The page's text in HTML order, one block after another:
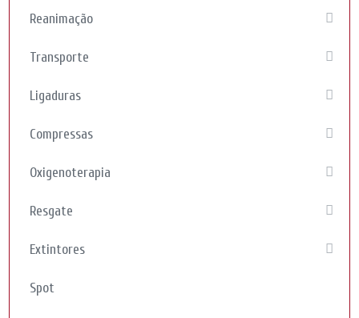
Reanimação
Transporte
Ligaduras
Compressas
Oxigenoterapia
Resgate
Extintores
Spot